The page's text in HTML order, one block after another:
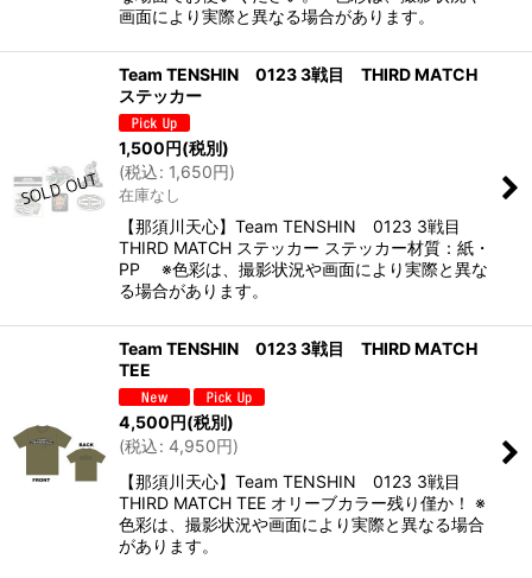
画面により実際と異なる場合があります。
Team TENSHIN 0123 3戦目 THIRD MATCH
ステッカー
1,500円(税別)
(税込: 1,650円)
在庫なし
【那須川天心】Team TENSHIN 0123 3戦目
THIRD MATCH ステッカー ステッカー材質：紙・
PP ※色彩は、撮影状況や画面により実際と異な
る場合があります。
Team TENSHIN 0123 3戦目 THIRD MATCH
TEE
4,500円(税別)
(税込: 4,950円)
【那須川天心】Team TENSHIN 0123 3戦目
THIRD MATCH TEE オリーブカラー残り僅か！ ※
色彩は、撮影状況や画面により実際と異なる場合
があります。